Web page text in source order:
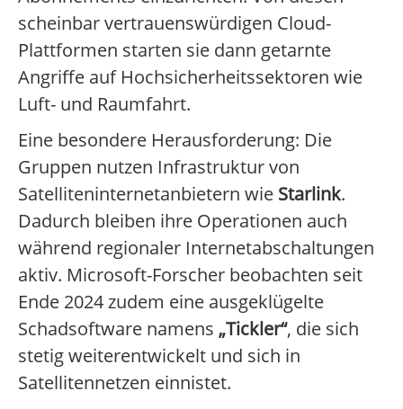
scheinbar vertrauenswürdigen Cloud-
Plattformen starten sie dann getarnte
Angriffe auf Hochsicherheitssektoren wie
Luft- und Raumfahrt.
Eine besondere Herausforderung: Die
Gruppen nutzen Infrastruktur von
Satelliteninternetanbietern wie Starlink.
Dadurch bleiben ihre Operationen auch
während regionaler Internetabschaltungen
aktiv. Microsoft-Forscher beobachten seit
Ende 2024 zudem eine ausgeklügelte
Schadsoftware namens „Tickler“, die sich
stetig weiterentwickelt und sich in
Satellitennetzen einnistet.